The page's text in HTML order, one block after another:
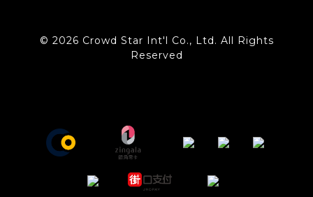
© 2026 Crowd Star Int'l Co., Ltd. All Rights
Reserved